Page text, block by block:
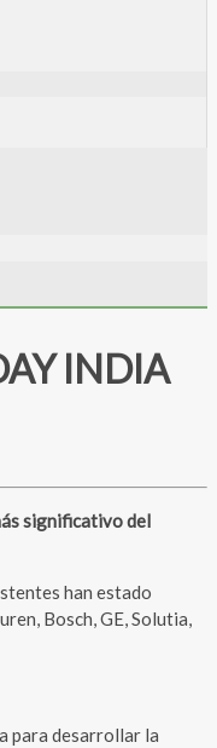
INDIA
significativo del
han estado
Bosch, GE, Solutia,
para desarrollar la